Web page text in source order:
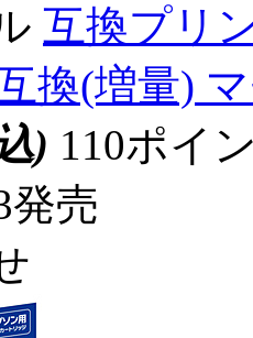
互換プリ
換(増量)
) 110ポイ
発売